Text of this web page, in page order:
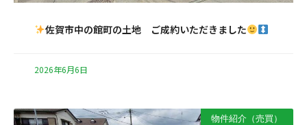
佐賀市中の館町の土地 ご成約いただきました
2026年6月6日
物件紹介（売買）